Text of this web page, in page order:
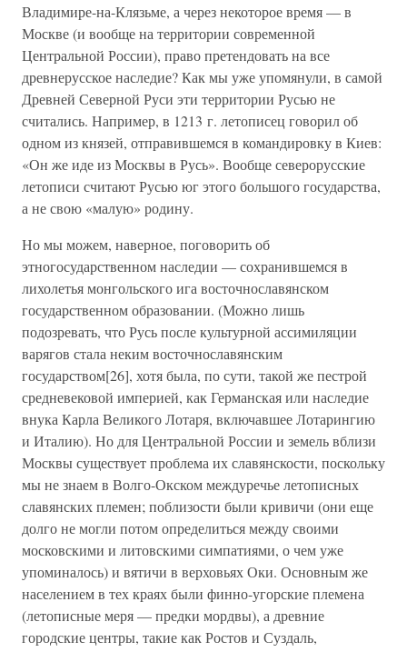
Владимире-на-Клязьме, а через некоторое время — в
Москве (и вообще на территории современной
Центральной России), право претендовать на все
древнерусское наследие? Как мы уже упомянули, в самой
Древней Северной Руси эти территории Русью не
считались. Например, в 1213 г. летописец говорил об
одном из князей, отправившемся в командировку в Киев:
«Он же иде из Москвы в Русь». Вообще северорусские
летописи считают Русью юг этого большого государства,
а не свою «малую» родину.
Но мы можем, наверное, поговорить об
этногосударственном наследии — сохранившемся в
лихолетья монгольского ига восточнославянском
государственном образовании. (Можно лишь
подозревать, что Русь после культурной ассимиляции
варягов стала неким восточнославянским
государством[26], хотя была, по сути, такой же пестрой
средневековой империей, как Германская или наследие
внука Карла Великого Лотаря, включавшее Лотарингию
и Италию). Но для Центральной России и земель вблизи
Москвы существует проблема их славянскости, поскольку
мы не знаем в Волго-Окском междуречье летописных
славянских племен; поблизости были кривичи (они еще
долго не могли потом определиться между своими
московскими и литовскими симпатиями, о чем уже
упоминалось) и вятичи в верховьях Оки. Основным же
населением в тех краях были финно-угорские племена
(летописные меря — предки мордвы), а древние
городские центры, такие как Ростов и Суздаль,